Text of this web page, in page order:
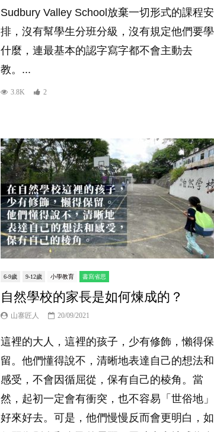
Sudbury Valley School放棄一切形式的課程安
排，沒有幫學生分班分級，沒有規定他們要學
什麼，連最基本的認字寫字都不會主動去
教。...
3.8K 2
6-9歲 9-12歲 小學教育 書寫省思
自然學校的家長是如何煉成的？
山寨匠人 20/09/2021
這裡的大人，這裡的孩子，少有修飾，懶得保
留。他們懂得說不，清晰地表達自己的想法和
感受，不會因循屈從，保有自己的棱角。當
然，起初一定會有衝突，也不容易「世俗地」
好來好去。可是，他們慢慢反而會更明白，如